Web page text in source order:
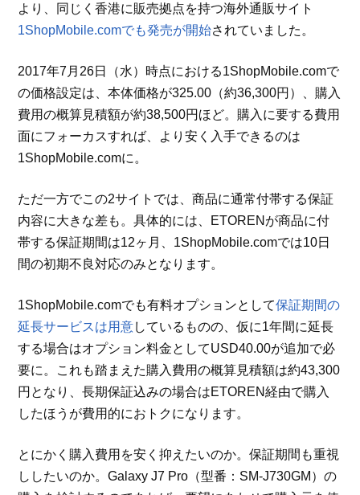
より、同じく香港に販売拠点を持つ海外通販サイト
1ShopMobile.comでも発売が開始されていました。
2017年7月26日（水）時点における1ShopMobile.comで
の価格設定は、本体価格が325.00（約36,300円）、購入
費用の概算見積額が約38,500円ほど。購入に要する費用
面にフォーカスすれば、より安く入手できるのは
1ShopMobile.comに。
ただ一方でこの2サイトでは、商品に通常付帯する保証
内容に大きな差も。具体的には、ETORENが商品に付
帯する保証期間は12ヶ月、1ShopMobile.comでは10日
間の初期不良対応のみとなります。
1ShopMobile.comでも有料オプションとして保証期間の
延長サービスは用意しているものの、仮に1年間に延長
する場合はオプション料金としてUSD40.00が追加で必
要に。これも踏まえた購入費用の概算見積額は約43,300
円となり、長期保証込みの場合はETOREN経由で購入
したほうが費用的におトクになります。
とにかく購入費用を安く抑えたいのか。保証期間も重視
ししたいのか。Galaxy J7 Pro（型番：SM-J730GM）の